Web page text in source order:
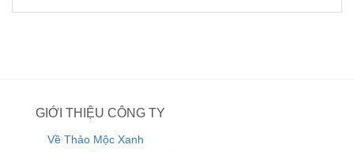
GIỚI THIỆU CÔNG TY
Về Thảo Mộc Xanh